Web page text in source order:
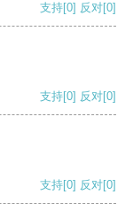
支持[0] 反对[0]
支持[0] 反对[0]
支持[0] 反对[0]